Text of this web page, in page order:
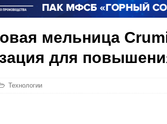
мельница
для
Технологии